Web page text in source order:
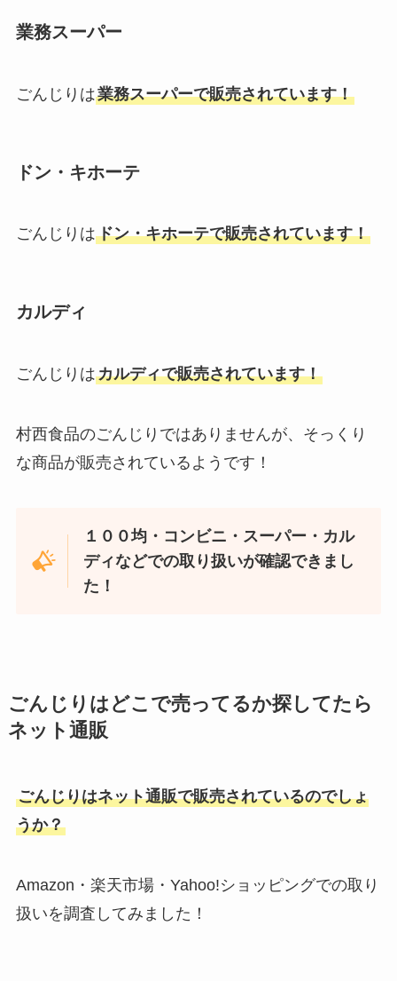
業務スーパー
ごんじりは業務スーパーで販売されています！
ドン・キホーテ
ごんじりはドン・キホーテで販売されています！
カルディ
ごんじりはカルディで販売されています！
村西食品のごんじりではありませんが、そっくり
な商品が販売されているようです！
１００均・コンビニ・スーパー・カル
ディなどでの取り扱いが確認できまし
た！
ごんじりはどこで売ってるか探してたら
ネット通販
ごんじりはネット通販で販売されているのでしょ
うか？
Amazon・楽天市場・Yahoo!ショッピングでの取り
扱いを調査してみました！